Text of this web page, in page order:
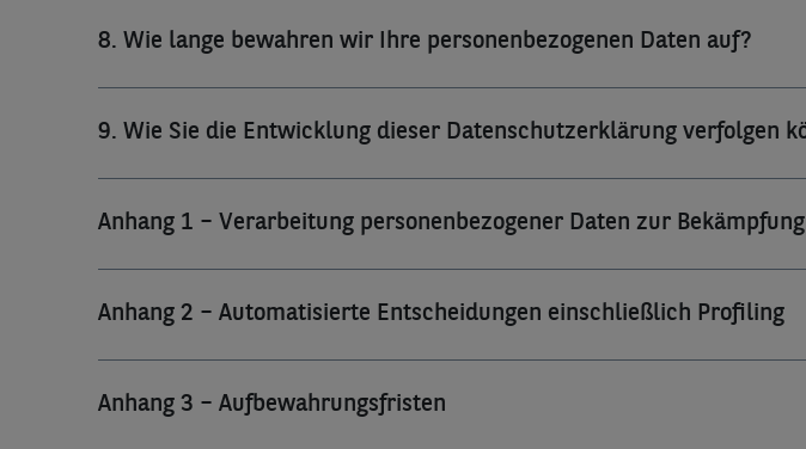
8. Wie lange bewahren wir Ihre personenbezogenen Daten auf?
9. Wie Sie die Entwicklung dieser Datenschutzerklärung verfolgen
Anhang 1 – Verarbeitung personenbezogener Daten zur
Anhang 2 – Automatisierte Entscheidungen einschließlich Profiling
Anhang 3 – Aufbewahrungsfristen